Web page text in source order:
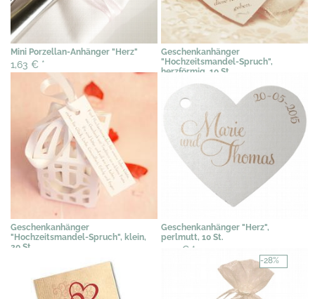
Mini Porzellan-Anhänger "Herz"
1,63 € *
Geschenkanhänger
"Hochzeitsmandel-Spruch",
herzförmig, 10 St.
*
Geschenkanhänger
"Hochzeitsmandel-Spruch", klein,
20 St.
Geschenkanhänger "Herz",
perlmutt, 10 St.
2,92 € *
-28%